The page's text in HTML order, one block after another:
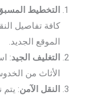
التخطيط
كافة تفاصيل
الموقع الجديد.
التغليف الجيد:
الأثاث من
النقل الآمن: